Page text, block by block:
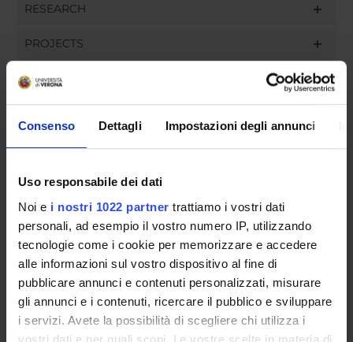
Consenso Dettagli Impostazioni degli annunci
Uso responsabile dei dati
Noi e i nostri 1022 partner trattiamo i vostri dati
personali, ad esempio il vostro numero IP, utilizzando
tecnologie come i cookie per memorizzare e accedere
alle informazioni sul vostro dispositivo al fine di
pubblicare annunci e contenuti personalizzati, misurare
gli annunci e i contenuti, ricercare il pubblico e sviluppare
i servizi. Avete la possibilità di scegliere chi utilizza i
vostri dati e per quali scopi. Le vostre scelte in materia di
RESEARCH
PROJECTS
ASSIGNMENTS
COMMITTEES
DEPARTMENT ADMINISTRATION OFFICES
STUDENT ADMINISTRATION OFFICES